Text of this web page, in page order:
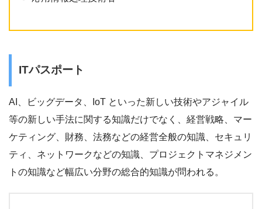
ITパスポート
AI、ビッグデータ、IoT といった新しい技術やアジャイル
等の新しい手法に関する知識だけでなく、経営戦略、マー
ケティング、財務、法務などの経営全般の知識、セキュリ
ティ、ネットワークなどの知識、プロジェクトマネジメン
トの知識など幅広い分野の総合的知識が問われる。